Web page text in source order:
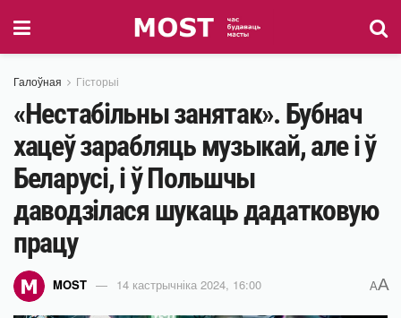
Галоўная Гісторыі
«Нестабільны занятак». Бубнач
хацеў зарабляць музыкай, але і ў
Беларусі, і ў Польшчы
даводзілася шукаць дадатковую
працу
MOST 14 кастрычніка 2024, 16:00 AA